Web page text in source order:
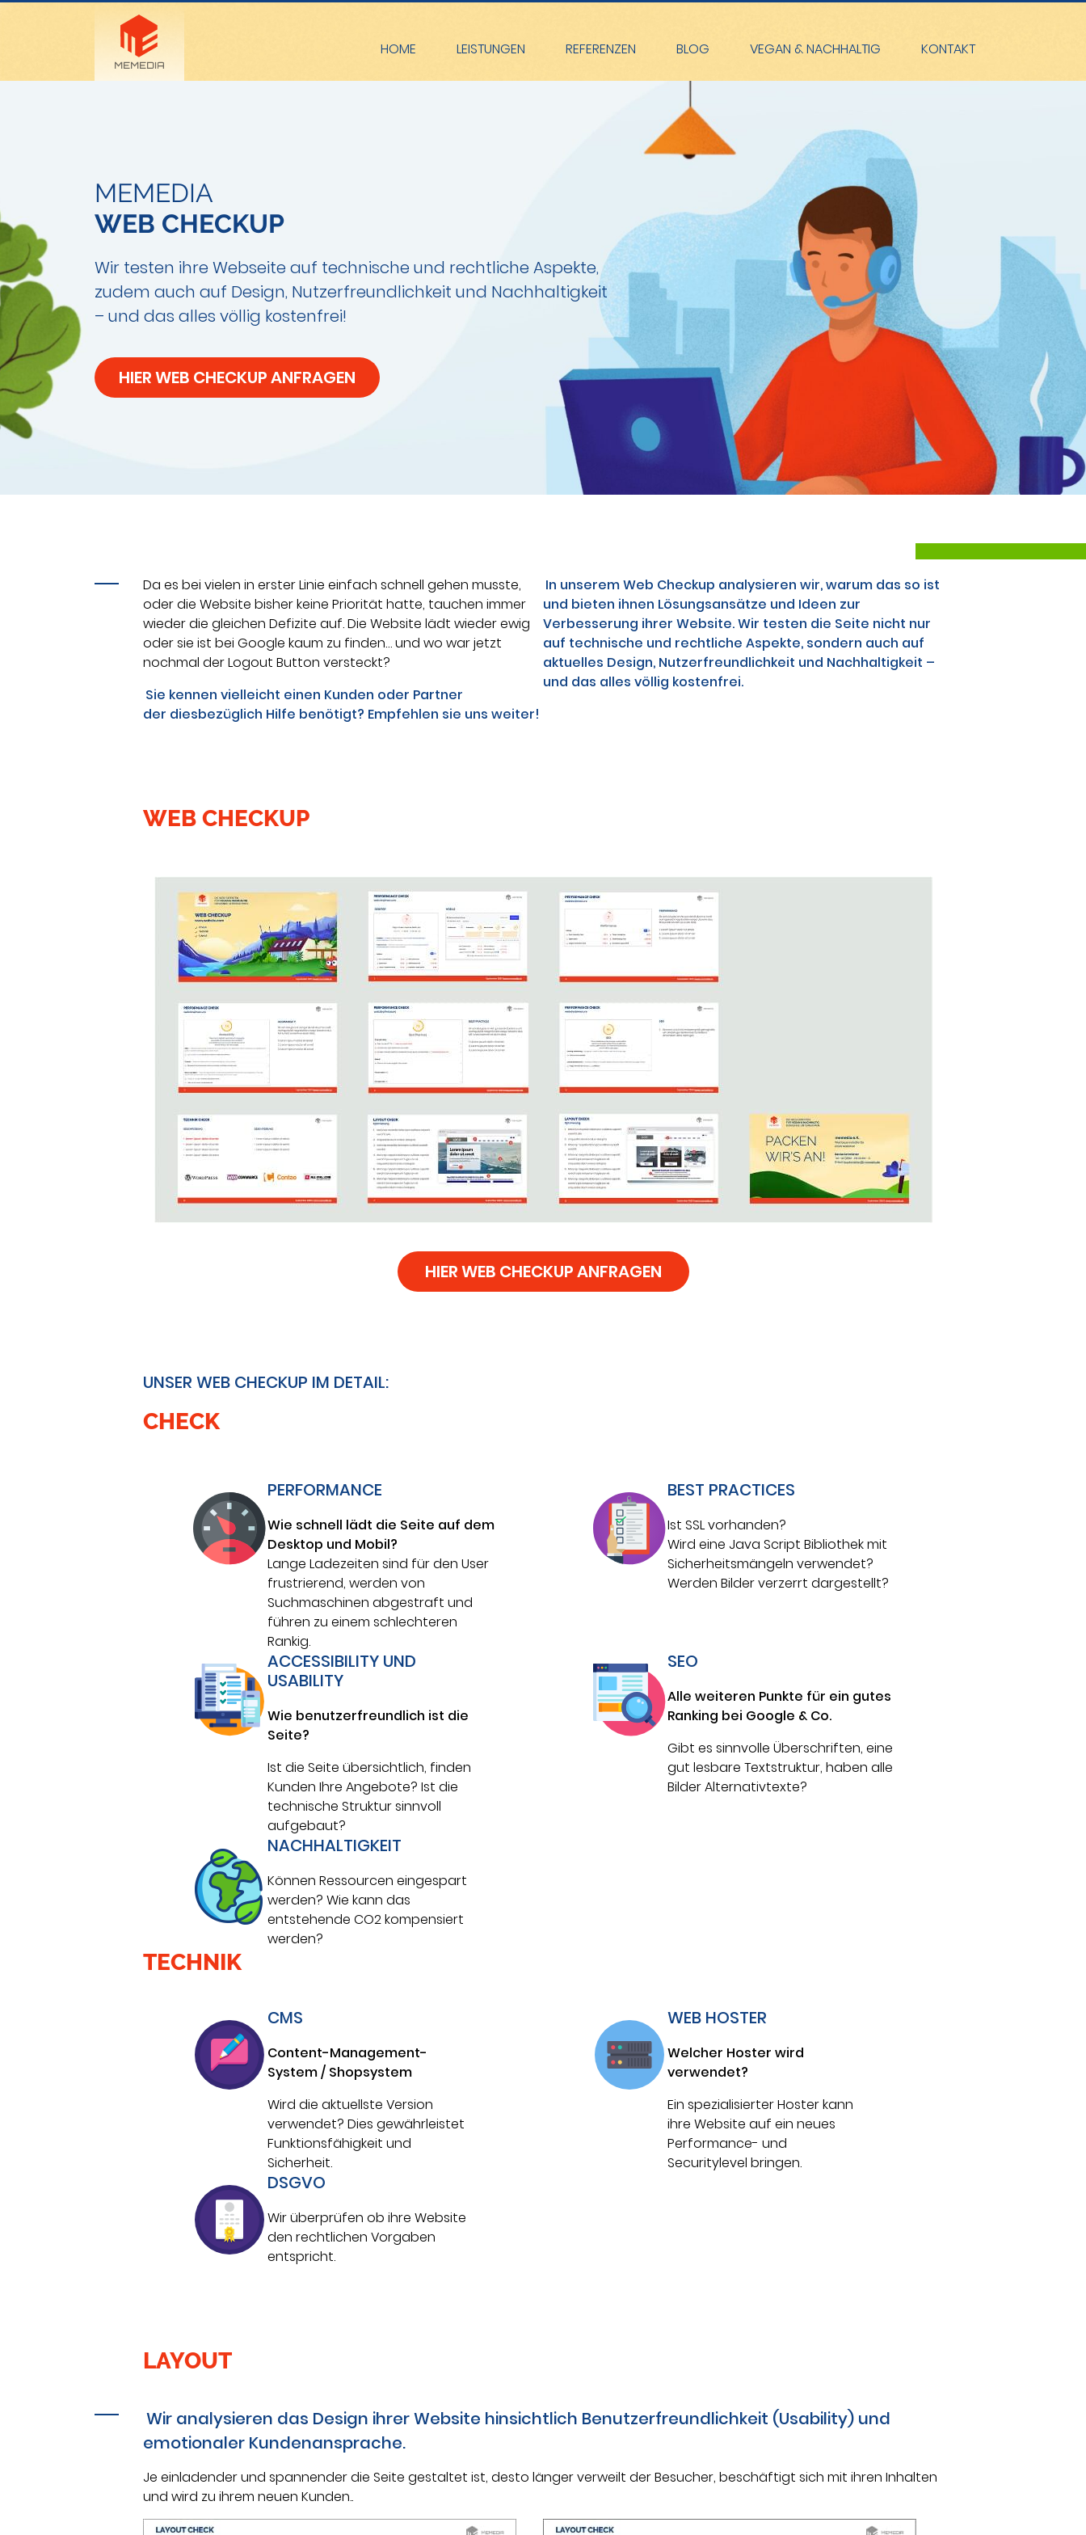
HOME LEISTUNGEN REFERENZEN BLOG VEGAN & NACHHALTIG KONTAKT
MEMEDIA
WEB CHECKUP
Wir testen ihre Webseite auf technische und rechtliche Aspekte,
zudem auch auf Design, Nutzerfreundlichkeit und Nachhaltigkeit
– und das alles völlig kostenfrei!
HIER WEB CHECKUP ANFRAGEN
Da es bei vielen in erster Linie einfach schnell gehen musste,
oder die Website bisher keine Priorität hatte, tauchen immer
wieder die gleichen Defizite auf. Die Website lädt wieder ewig
oder sie ist bei Google kaum zu finden… und wo war jetzt
nochmal der Logout Button versteckt?
Sie kennen vielleicht einen Kunden oder Partner
der diesbezüglich Hilfe benötigt? Empfehlen sie uns weiter!
In unserem Web Checkup analysieren wir, warum das so ist
und bieten ihnen Lösungsansätze und Ideen zur
Verbesserung ihrer Website. Wir testen die Seite nicht nur
auf technische und rechtliche Aspekte, sondern auch auf
aktuelles Design, Nutzerfreundlichkeit und Nachhaltigkeit –
und das alles völlig kostenfrei.
WEB CHECKUP
HIER WEB CHECKUP ANFRAGEN
UNSER WEB CHECKUP IM DETAIL:
CHECK
PERFORMANCE
Wie schnell lädt die Seite auf dem
Desktop und Mobil?
Lange Ladezeiten sind für den User
frustrierend, werden von
Suchmaschinen abgestraft und
führen zu einem schlechteren
Rankig.
BEST PRACTICES
Ist SSL vorhanden?
Wird eine Java Script Bibliothek mit
Sicherheitsmängeln verwendet?
Werden Bilder verzerrt dargestellt?
ACCESSIBILITY UND
USABILITY
Wie benutzerfreundlich ist die
Seite?
Ist die Seite übersichtlich, finden
Kunden Ihre Angebote? Ist die
technische Struktur sinnvoll
aufgebaut?
SEO
Alle weiteren Punkte für ein gutes
Ranking bei Google & Co.
Gibt es sinnvolle Überschriften, eine
gut lesbare Textstruktur, haben alle
Bilder Alternativtexte?
NACHHALTIGKEIT
Können Ressourcen eingespart
werden? Wie kann das
entstehende CO2 kompensiert
werden?
TECHNIK
CMS
Content-Management-
System / Shopsystem
Wird die aktuellste Version
verwendet? Dies gewährleistet
Funktionsfähigkeit und
Sicherheit.
WEB HOSTER
Welcher Hoster wird
verwendet?
Ein spezialisierter Hoster kann
ihre Website auf ein neues
Performance- und
Securitylevel bringen.
DSGVO
Wir überprüfen ob ihre Website
den rechtlichen Vorgaben
entspricht.
LAYOUT
Wir analysieren das Design ihrer Website hinsichtlich Benutzerfreundlichkeit (Usability) und
emotionaler Kundenansprache.
Je einladender und spannender die Seite gestaltet ist, desto länger verweilt der Besucher, beschäftigt sich mit ihren Inhalten
und wird zu ihrem neuen Kunden..